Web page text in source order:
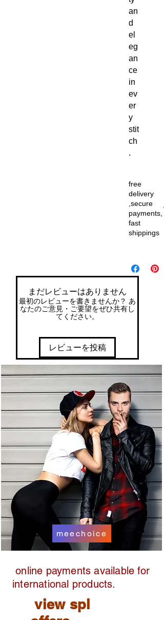
an
d
el
eg
an
ce
in
ev
er
y
stit
ch
.
free
delivery
,secure
payments,
fast
shippings
まだレビューはありません
最初のレビューを書きませんか？ あ
なたのご意見・ご要望をぜひ共有し
てください。
レビューを投稿
meechoice
online payments available for
international products.
view spl